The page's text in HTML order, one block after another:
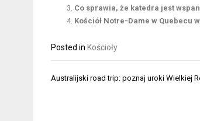
Co sprawia, że katedra jest
Kościół Notre-Dame w Quebecu
Posted in Kościoły
Nawigacja
Australijski road trip: poznaj uroki Wielkiej